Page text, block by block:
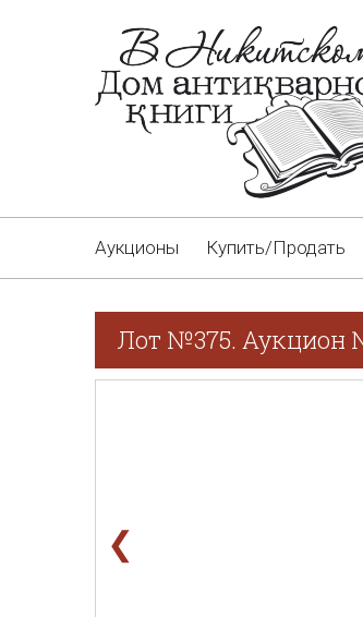
Аукционы Купить/Продать
Лот №375. Аукцион
❮